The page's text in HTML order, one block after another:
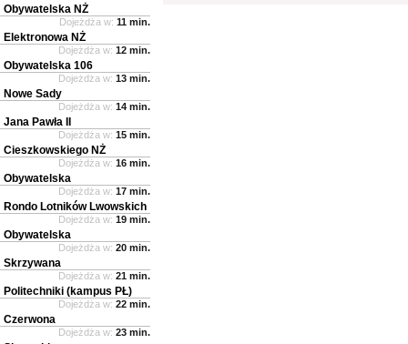
Obywatelska NŻ
Dojeżdża w: 11 min.
Elektronowa NŻ
Dojeżdża w: 12 min.
Obywatelska 106
Dojeżdża w: 13 min.
Nowe Sady
Dojeżdża w: 14 min.
Jana Pawła II
Dojeżdża w: 15 min.
Cieszkowskiego NŻ
Dojeżdża w: 16 min.
Obywatelska
Dojeżdża w: 17 min.
Rondo Lotników Lwowskich
Dojeżdża w: 19 min.
Obywatelska
Dojeżdża w: 20 min.
Skrzywana
Dojeżdża w: 21 min.
Politechniki (kampus PŁ)
Dojeżdża w: 22 min.
Czerwona
Dojeżdża w: 23 min.